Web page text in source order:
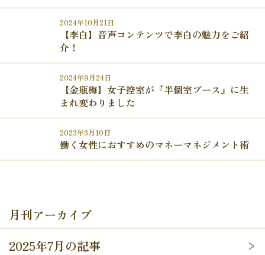
2024年10月21日
【李白】音声コンテンツで李白の魅力をご紹
介！
2024年9月24日
【金瓶梅】女子控室が『半個室ブース』に生
まれ変わりました
2023年3月10日
働く女性におすすめのマネーマネジメント術
月刊アーカイブ
2025年7月の記事